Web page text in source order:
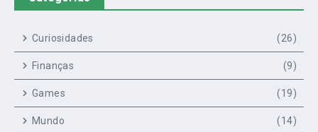
Curiosidades (26)
Finanças (9)
Games (19)
Mundo (14)